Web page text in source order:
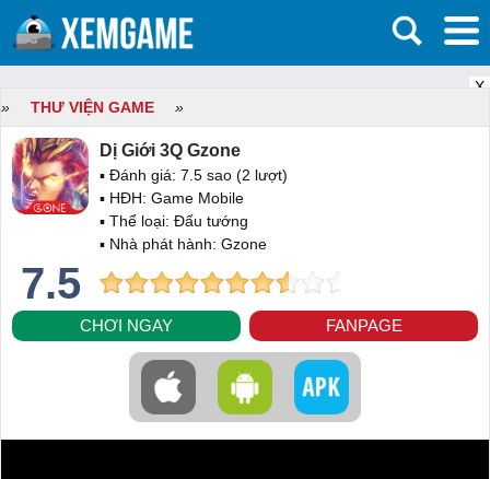
X
»
THƯ VIỆN GAME »
Dị Giới 3Q Gzone
▪ Đánh giá: 7.5 sao (2 lượt)
▪ HĐH: Game Mobile
▪ Thể loại: Đấu tướng
▪ Nhà phát hành: Gzone
7.5
CHƠI NGAY FANPAGE